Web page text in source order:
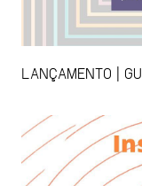
LANÇAMENTO |